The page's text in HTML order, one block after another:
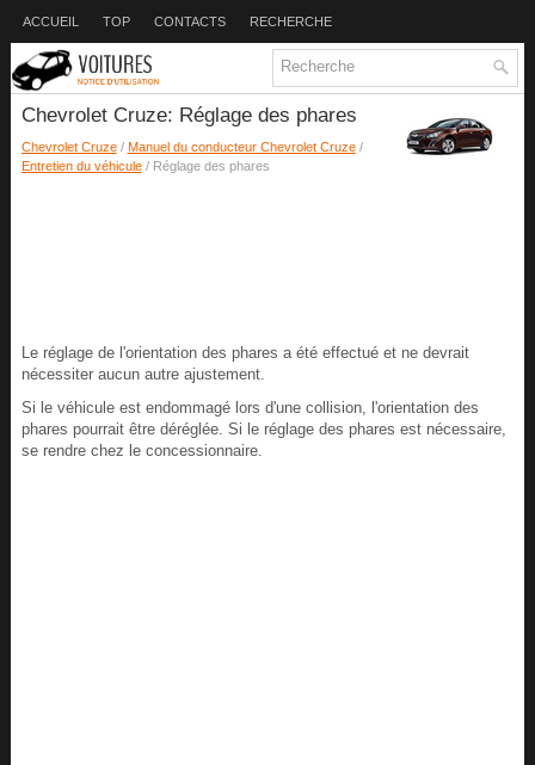
ACCUEIL TOP CONTACTS RECHERCHE
Chevrolet Cruze: Réglage des phares
Chevrolet Cruze/ Manuel du conducteur Chevrolet Cruze/
Entretien du véhicule/ Réglage des phares
Le réglage de l'orientation des phares a été effectué et ne devrait
nécessiter aucun autre ajustement.
Si le véhicule est endommagé lors d'une collision, l'orientation des
phares pourrait être déréglée. Si le réglage des phares est nécessaire,
se rendre chez le concessionnaire.